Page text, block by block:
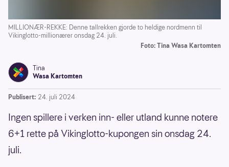
MILLIONÆR-REKKE: Denne tallrekken gjorde to heldige nordmenn til
Vikinglotto-millionærer onsdag 24. juli.
Foto: Tina Wasa Kartomten
Tina
Wasa Kartomten
Publisert: 24. juli 2024
Ingen spillere i verken inn- eller utland kunne notere
6+1 rette på Vikinglotto-kupongen sin onsdag 24.
juli.